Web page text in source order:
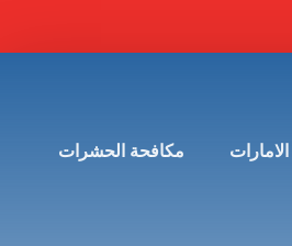
مكافحة الحشرات